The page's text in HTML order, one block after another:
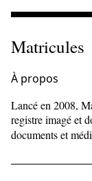
Matricules
À propos
Lancé en 2008,
registre imagé et
documents et